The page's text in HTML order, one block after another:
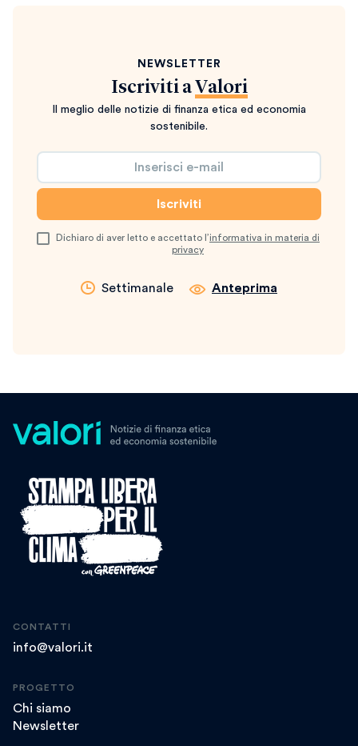
NEWSLETTER
Iscriviti a Valori
Il meglio delle notizie di finanza etica ed economia
sostenibile.
Dichiaro di aver letto e accettato l’informativa in materia di
privacy
Settimanale Anteprima
CONTATTI
info@valori.it
PROGETTO
Chi siamo
Newsletter